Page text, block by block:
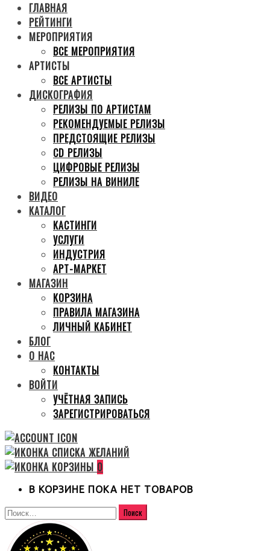
ГЛАВНАЯ
РЕЙТИНГИ
МЕРОПРИЯТИЯ
ВСЕ МЕРОПРИЯТИЯ
АРТИСТЫ
ВСЕ АРТИСТЫ
ДИСКОГРАФИЯ
РЕЛИЗЫ ПО АРТИСТАМ
РЕКОМЕНДУЕМЫЕ РЕЛИЗЫ
ПРЕДСТОЯЩИЕ РЕЛИЗЫ
CD РЕЛИЗЫ
ЦИФРОВЫЕ РЕЛИЗЫ
РЕЛИЗЫ НА ВИНИЛЕ
ВИДЕО
КАТАЛОГ
КАСТИНГИ
УСЛУГИ
ИНДУСТРИЯ
АРТ-МАРКЕТ
МАГАЗИН
КОРЗИНА
ПРАВИЛА МАГАЗИНА
ЛИЧНЫЙ КАБИНЕТ
БЛОГ
О НАС
КОНТАКТЫ
ВОЙТИ
УЧЁТНАЯ ЗАПИСЬ
ЗАРЕГИСТРИРОВАТЬСЯ
0
В КОРЗИНЕ ПОКА НЕТ ТОВАРОВ